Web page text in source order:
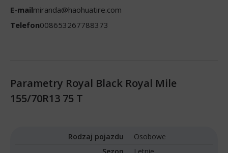
E-mailmiranda@haohuatire.com
Telefon008653267788373
Parametry Royal Black Royal Mile
155/70R13 75 T
Rodzaj pojazdu
Osobowe